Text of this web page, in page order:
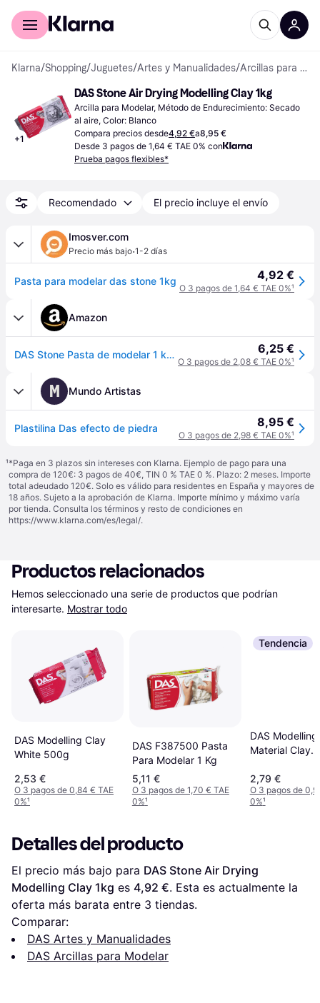
Comprar con Klarna
Klarna/Shopping/Juguetes/Artes y Manualidades/ Arcillas para Modelar
+1
DAS Stone Air Drying Modelling Clay 1kg
Arcilla para Modelar, Método de Endurecimiento: Secado
al aire, Color: Blanco
Compara precios desde4,92 €a8,95 €
Desde 3 pagos de 1,64 € TAE 0% con
Prueba pagos flexibles*
Recomendado El precio incluye el envío
Imosver.com
Precio más bajo·1-2 días
Pasta para modelar das stone 1kg 4,92 €
O 3 pagos de 1,64 € TAE 0%¹
Amazon
DAS Stone Pasta de modelar 1 kg efecto piedra Gris 6,25 €
O 3 pagos de 2,08 € TAE 0%¹
M Mundo Artistas
Plastilina Das efecto de piedra 8,95 €
O 3 pagos de 2,98 € TAE 0%¹
¹*Paga en 3 plazos sin intereses con Klarna. Ejemplo de pago para una
compra de 120€: 3 pagos de 40€, TIN 0 % TAE 0 %. Plazo: 2 meses. Importe
total adeudado 120€. Solo es válido para residentes en España y mayores de
18 años. Sujeto a la aprobación de Klarna. Importe mínimo y máximo varía
por tienda. Consulta los términos y resto de condiciones en
https://www.klarna.com/es/legal/.
Productos relacionados
Hemos seleccionado una serie de productos que podrían
interesarte. Mostrar todo
DAS Modelling Clay
White 500g
2,53 €
O 3 pagos de 0,84 € TAE
0%¹
DAS F387500 Pasta
Para Modelar 1 Kg
5,11 €
O 3 pagos de 1,70 € TAE
0%¹
Tendencia
DAS Modelling
Material Clay
2,79 €
O 3 pagos de
0%¹
Detalles del producto
El precio más bajo para DAS Stone Air Drying
Modelling Clay 1kg es 4,92 €. Esta es actualmente la
oferta más barata entre 3 tiendas.
Comparar:
DAS Artes y Manualidades
DAS Arcillas para Modelar